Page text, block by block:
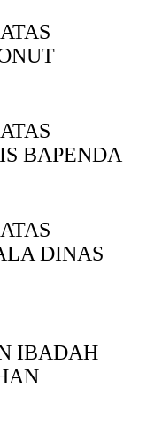
BAPENDA
DINAS
IBADAH